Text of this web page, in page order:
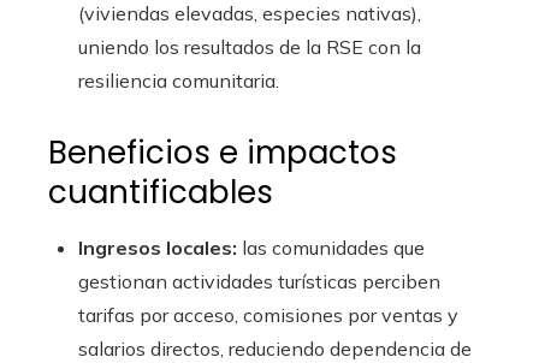
(viviendas elevadas, especies nativas),
uniendo los resultados de la RSE con la
resiliencia comunitaria.
Beneficios e impactos
cuantificables
Ingresos locales: las comunidades que
gestionan actividades turísticas perciben
tarifas por acceso, comisiones por ventas y
salarios directos, reduciendo dependencia de